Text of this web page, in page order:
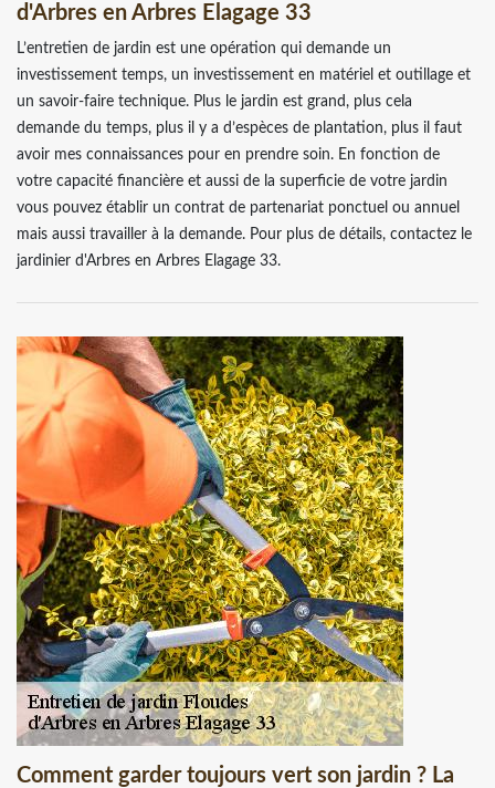
d'Arbres en Arbres Elagage 33
L’entretien de jardin est une opération qui demande un
investissement temps, un investissement en matériel et outillage et
un savoir-faire technique. Plus le jardin est grand, plus cela
demande du temps, plus il y a d’espèces de plantation, plus il faut
avoir mes connaissances pour en prendre soin. En fonction de
votre capacité financière et aussi de la superficie de votre jardin
vous pouvez établir un contrat de partenariat ponctuel ou annuel
mais aussi travailler à la demande. Pour plus de détails, contactez le
jardinier d'Arbres en Arbres Elagage 33.
Comment garder toujours vert son jardin ? La